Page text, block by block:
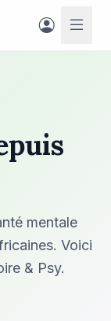
mentale
Voici
& Psy.